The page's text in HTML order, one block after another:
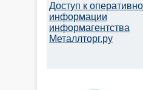
Доступ к
информации
информагентства
Металлторг.ру